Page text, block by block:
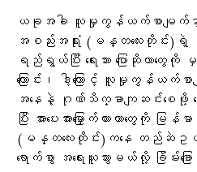
ယခုအခါ လူမှုကွန်ယက်စာမျက်နှ
အစည်းအရုံး (မန္တလေးတိုင်း)
ရည်ရွယ်ပြီး ရေးသား ပြောဆိုတာတွ
ကြောင်း၊ ဒါ့ကြောင့် လူမှုကွန်ယက်စာမျ
အနေနဲ့ ဂုဏ်သိက္ခာကျဆင်းစေဖို့ ရေ
ပြီး အားပေးအားမြှောက်ထားတာတွ
(မန္တလေးတိုင်း)ကနေ တည်ဆဲဥ
ရောက်စွာ အရေးယူသွားမယ်လို့ ခြိမ်းခ